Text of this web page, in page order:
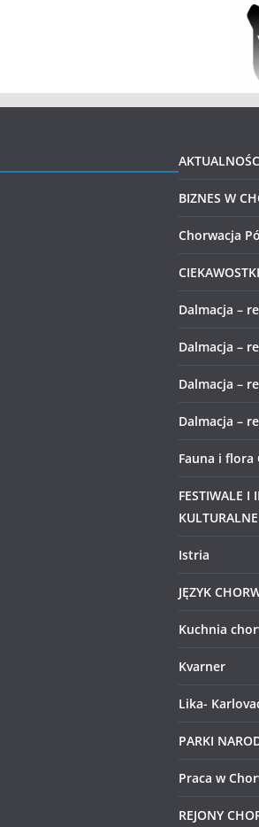
BIZNES W
Chorwacja
Dalmacja –
Dalmacja –
Dalmacja –
Dalmacja –
Fauna i flora
FESTIWALE I
Istria
JĘZYK
Kuchnia
Kvarner
Lika-
PARKI
Praca w
REJONY